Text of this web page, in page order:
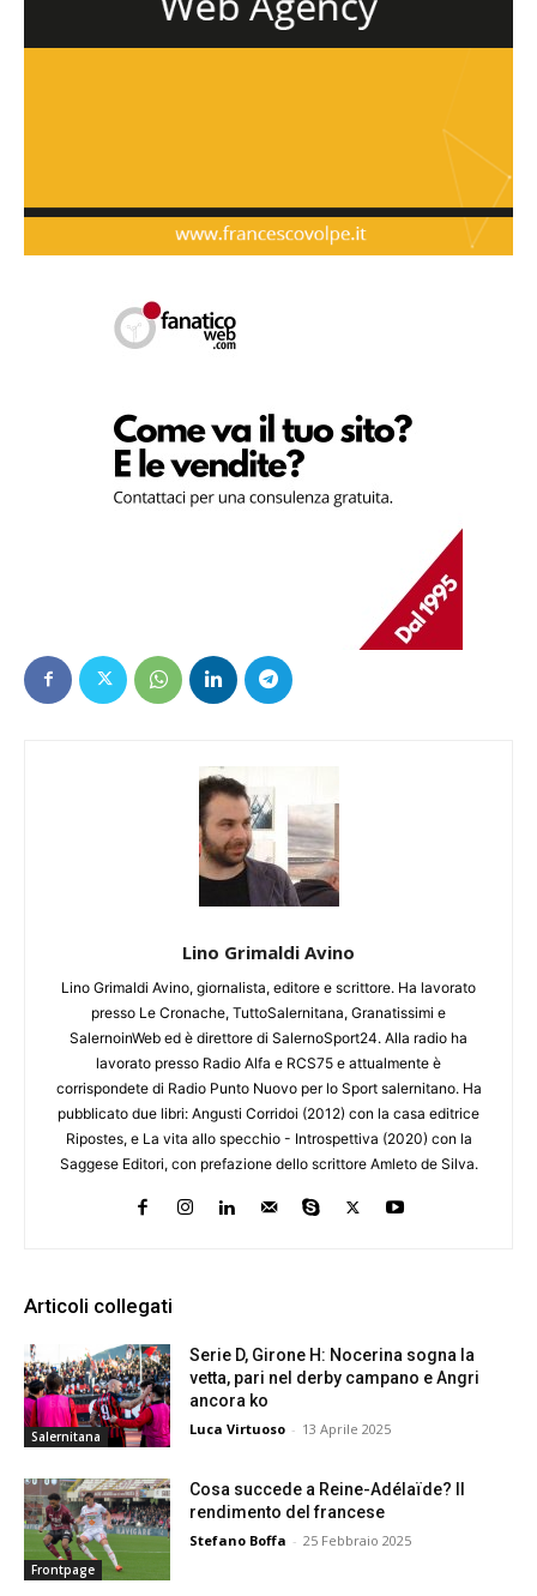
Lino Grimaldi Avino
Lino Grimaldi Avino, giornalista, editore e scrittore. Ha lavorato
presso Le Cronache, TuttoSalernitana, Granatissimi e
SalernoinWeb ed è direttore di SalernoSport24. Alla radio ha
lavorato presso Radio Alfa e RCS75 e attualmente è
corrispondete di Radio Punto Nuovo per lo Sport salernitano. Ha
pubblicato due libri: Angusti Corridoi (2012) con la casa editrice
Ripostes, e La vita allo specchio - Introspettiva (2020) con la
Saggese Editori, con prefazione dello scrittore Amleto de Silva.
Articoli collegati
Salernitana
Serie D, Girone H: Nocerina sogna la
vetta, pari nel derby campano e Angri
ancora ko
Luca Virtuoso - 13 Aprile 2025
Frontpage
Cosa succede a Reine-Adélaïde? Il
rendimento del francese
Stefano Boffa - 25 Febbraio 2025